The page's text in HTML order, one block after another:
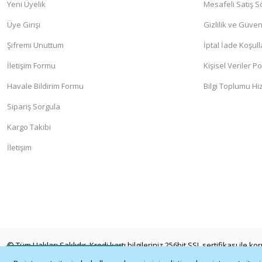
Whatsapp İletişim
Yeni Üyelik
Üye Girişi
Şifremi Unuttum
İletişim Formu
Havale Bildirim Formu
Sipariş Sorgula
Kargo Takibi
İletişim
Mesafeli Satış
Gizlilik ve
İptal İade
Kişisel Veriler
Bilgi Toplumu
© Tüm Hakları Saklıdır. Kredi kartı bilgileriniz 256bit SSL sertifikası ile